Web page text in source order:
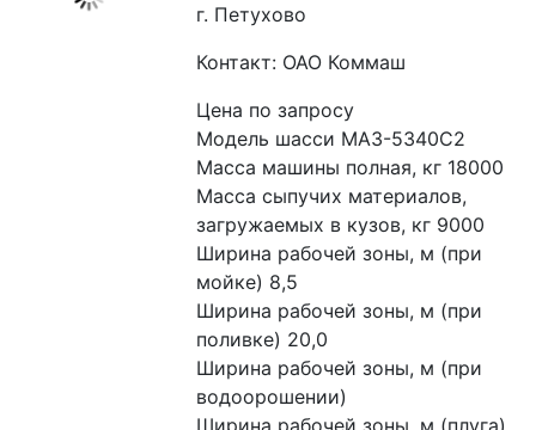
г. Петухово
Контакт: ОАО Коммаш
Цена по запросу
Модель шасси МАЗ-5340С2
Масса машины полная, кг 18000
Масса сыпучих материалов,
загружаемых в кузов, кг 9000
Ширина рабочей зоны, м (при
мойке) 8,5
Ширина рабочей зоны, м (при
поливке) 20,0
Ширина рабочей зоны, м (при
водоорошении)
Ширина рабочей зоны, м (плуга)